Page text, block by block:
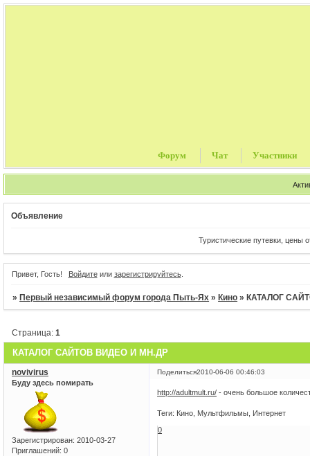
Форум Чат Участники
Объявление
Туристические путевки, цены от Тур
Привет, Гость! Войдитеили зарегистрируйтесь.
»Первый независимый форум города Пыть-Ях »Кино »КАТАЛОГ
КАТАЛОГ САЙТОВ ВИДЕО И МН.ДР
Страница:1
Поделиться2010-06-06 00:46:03
novivirus
Буду здесь помирать
Зарегистрирован: 2010-03-27
Приглашений: 0
http://adultmult.ru/ - очень большое
Теги: Кино, Мультфильмы, Интернет
0